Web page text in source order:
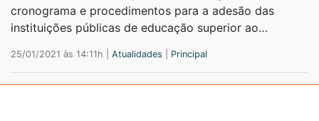
cronograma e procedimentos para a adesão das
instituições públicas de educação superior ao…
25/01/2021 às 14:11h | Atualidades Principal